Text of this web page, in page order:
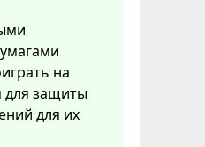
на
для защиты
для их